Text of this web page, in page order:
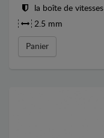
la boîte de vitesses
2.5 mm
Panier